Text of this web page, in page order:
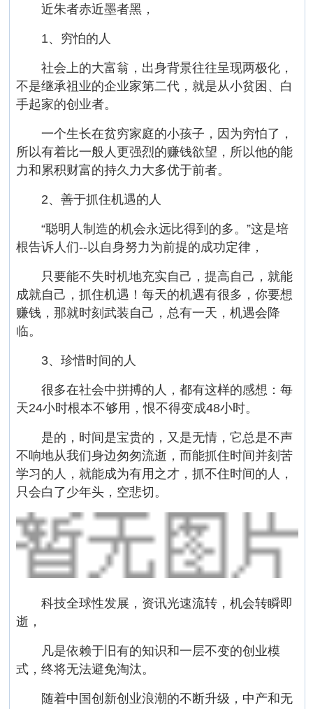
近朱者赤近墨者黑，
1、穷怕的人
社会上的大富翁，出身背景往往呈现两极化，
不是继承祖业的企业家第二代，就是从小贫困、白
手起家的创业者。
一个生长在贫穷家庭的小孩子，因为穷怕了，
所以有着比一般人更强烈的赚钱欲望，所以他的能
力和累积财富的持久力大多优于前者。
2、善于抓住机遇的人
“聪明人制造的机会永远比得到的多。”这是培
根告诉人们--以自身努力为前提的成功定律，
只要能不失时机地充实自己，提高自己，就能
成就自己，抓住机遇！每天的机遇有很多，你要想
赚钱，那就时刻武装自己，总有一天，机遇会降
临。
3、珍惜时间的人
很多在社会中拼搏的人，都有这样的感想：每
天24小时根本不够用，恨不得变成48小时。
是的，时间是宝贵的，又是无情，它总是不声
不响地从我们身边匆匆流逝，而能抓住时间并刻苦
学习的人，就能成为有用之才，抓不住时间的人，
只会白了少年头，空悲切。
科技全球性发展，资讯光速流转，机会转瞬即
逝，
凡是依赖于旧有的知识和一层不变的创业模
式，终将无法避免淘汰。
随着中国创新创业浪潮的不断升级，中产和无